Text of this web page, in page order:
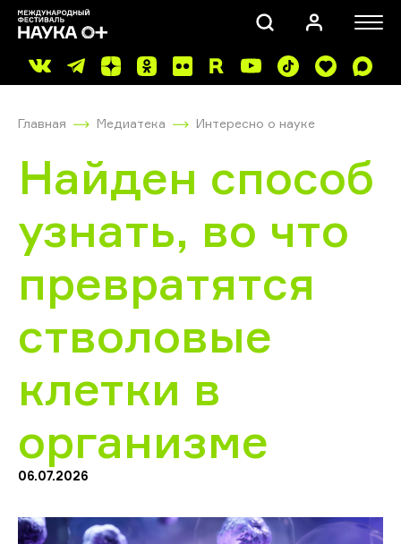
ПОИСК
Главная Медиатека Интересно о науке
Найден способ
узнать, во что
превратятся
стволовые
клетки в
организме
06.07.2026